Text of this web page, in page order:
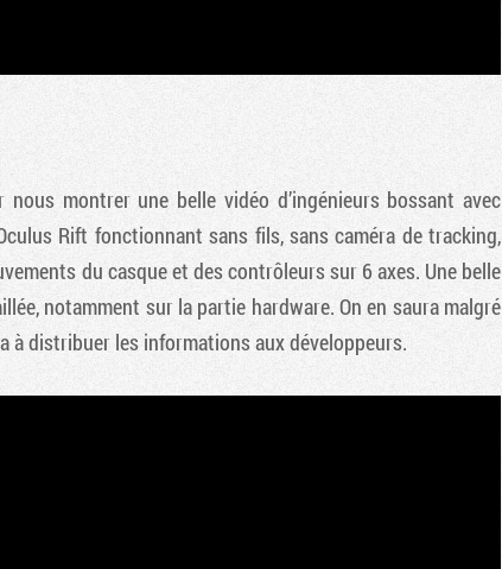
montrer une belle vidéo d’ingénieurs bossant avec
Rift fonctionnant sans fils, sans caméra de tracking,
du casque et des contrôleurs sur 6 axes. Une belle
notamment sur la partie hardware. On en saura malgré
à distribuer les informations aux développeurs.